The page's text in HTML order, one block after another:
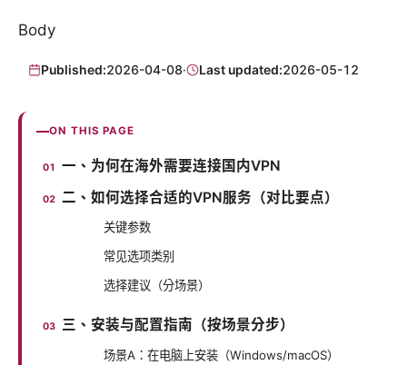
Body
Published:2026-04-08· Last updated:2026-05-12
ON THIS PAGE
一、为何在海外需要连接国内VPN
二、如何选择合适的VPN服务（对比要点）
关键参数
常见选项类别
选择建议（分场景）
三、安装与配置指南（按场景分步）
场景A：在电脑上安装（Windows/macOS）